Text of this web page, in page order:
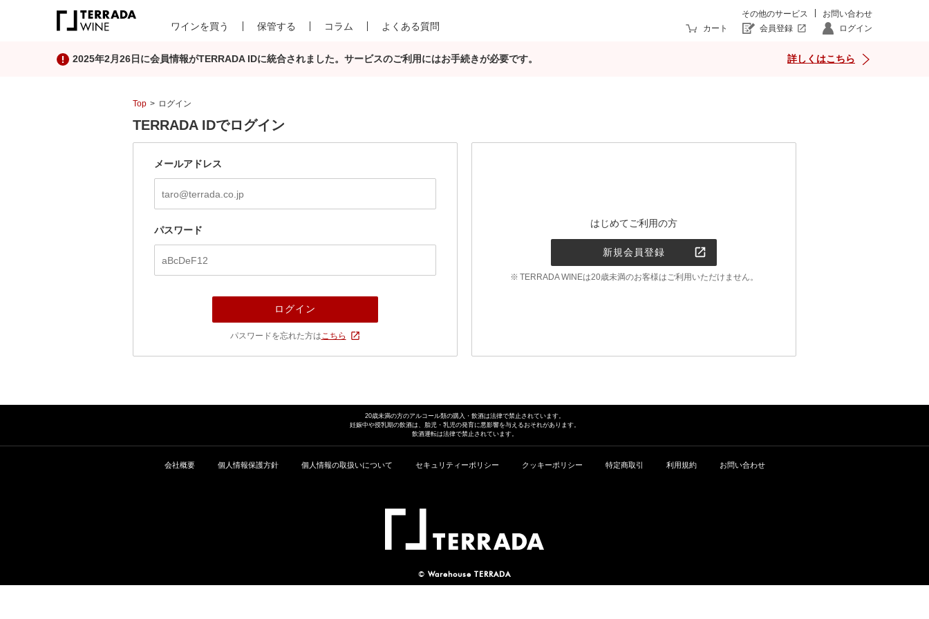
ワインを買う 保管する コラム よくある質問
その他のサービス
お問い合わせ
カート
会員登録 ログイン
2025年2月26日に会員情報がTERRADA IDに統合されました。サービスのご利用にはお手続きが必要です。 詳しくはこちら
Top ログイン
TERRADA IDでログイン
メールアドレス
パスワード
ログイン
パスワードを忘れた方はこちら
はじめてご利用の方
新規会員登録
TERRADA WINEは20歳未満のお客様はご利用いただけません。
20歳未満の方のアルコール類の購入・飲酒は法律で禁止されています。
妊娠中や授乳期の飲酒は、胎児・乳児の発育に悪影響を与えるおそれがあります。
飲酒運転は法律で禁止されています。
会社概要 個人情報保護方針 個人情報の取扱いについて セキュリティーポリシー クッキーポリシー 特定商取引 利用規約 お問い合わせ
© Warehouse TERRADA